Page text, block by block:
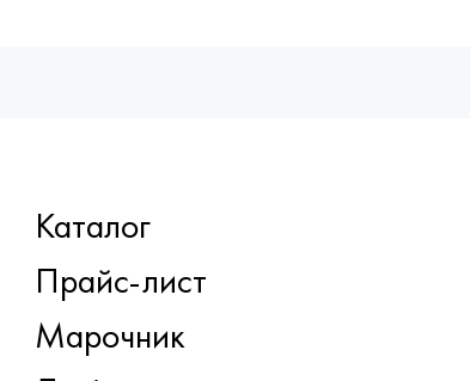
Каталог
Прайс-лист
Марочник